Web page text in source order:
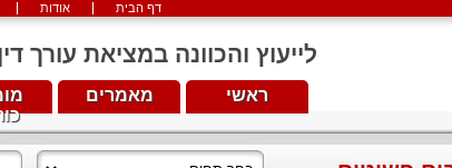
אודות דף הבית
לייעוץ והכוונה במציאת עורך דין
מאמרים ראשי